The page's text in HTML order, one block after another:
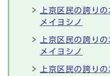
上京区民の誇り
メイヨシノ
上京区民の誇り
メイヨシノ
上京区民の誇り